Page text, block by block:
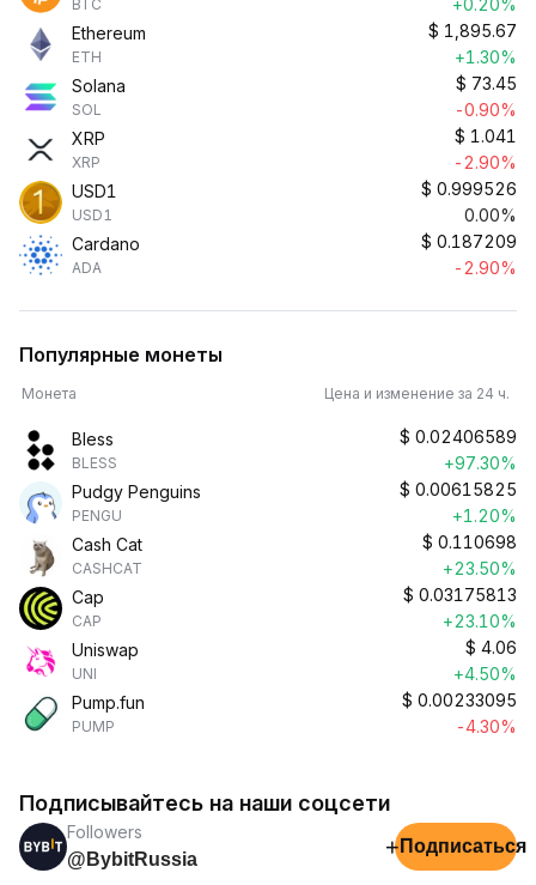
BTC
+0.20%
Ethereum
ETH
$ 1,895.67
+1.30%
Solana
SOL
$ 73.45
-0.90%
XRP
XRP
$ 1.041
-2.90%
USD1
USD1
$ 0.999526
0.00%
Cardano
ADA
$ 0.187209
-2.90%
Популярные монеты
Монета Цена и изменение за 24 ч.
Bless
BLESS
$ 0.02406589
+97.30%
Pudgy Penguins
PENGU
$ 0.00615825
+1.20%
Cash Cat
CASHCAT
$ 0.110698
+23.50%
Cap
CAP
$ 0.03175813
+23.10%
Uniswap
UNI
$ 4.06
+4.50%
Pump.fun
PUMP
$ 0.00233095
-4.30%
Подписывайтесь на наши соцсети
Followers
@BybitRussia
+ Подписаться